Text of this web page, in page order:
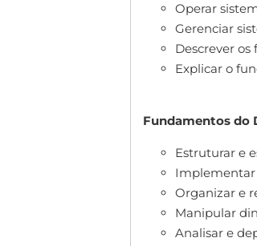
Operar
Gerenciar
Descrever
Explicar o
Fundamentos do
Estruturar e
Implementar
Organizar e
Manipular
Analisar e